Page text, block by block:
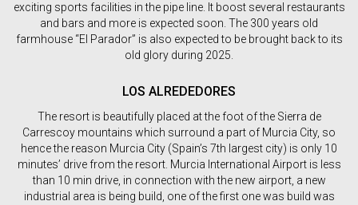
exciting sports facilities in the pipe line. It boost several restaurants
and bars and more is expected soon. The 300 years old
farmhouse “El Parador” is also expected to be brought back to its
old glory during 2025.
LOS ALREDEDORES
The resort is beautifully placed at the foot of the Sierra de
Carrescoy mountains which surround a part of Murcia City, so
hence the reason Murcia City (Spain’s 7th largest city) is only 10
minutes’ drive from the resort. Murcia International Airport is less
than 10 min drive, in connection with the new airport, a new
industrial area is being build, one of the first one was build was